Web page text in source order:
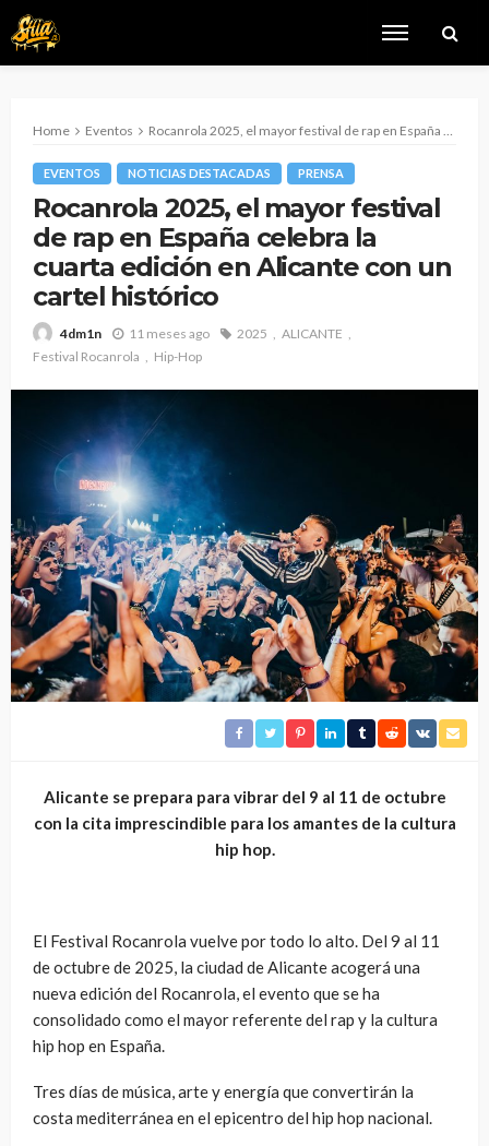
Home Eventos Rocanrola 2025, el mayor festival de rap en España celebra la cuarta edición en Alicante con un cartel histórico
EVENTOS NOTICIAS DESTACADAS PRENSA
Rocanrola 2025, el mayor festival
de rap en España celebra la
cuarta edición en Alicante con un
cartel histórico
4dm1n 11 meses ago 2025
ALICANTE
Festival Rocanrola
Hip-Hop
Alicante se prepara para vibrar del 9 al 11 de octubre
con la cita imprescindible para los amantes de la cultura
hip hop.
El Festival Rocanrola vuelve por todo lo alto. Del 9 al 11
de octubre de 2025, la ciudad de Alicante acogerá una
nueva edición del Rocanrola, el evento que se ha
consolidado como el mayor referente del rap y la cultura
hip hop en España.
Tres días de música, arte y energía que convertirán la
costa mediterránea en el epicentro del hip hop nacional.